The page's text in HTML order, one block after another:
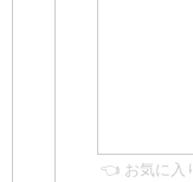
👈 お気に入